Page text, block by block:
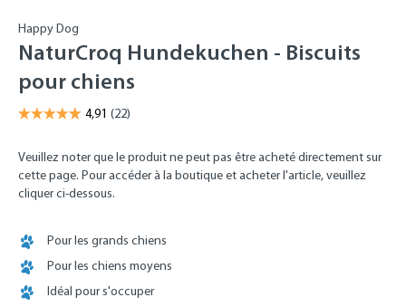
Happy Dog
NaturCroq Hundekuchen - Biscuits
pour chiens
Veuillez noter que le produit ne peut pas être acheté directement sur
cette page. Pour accéder à la boutique et acheter l'article, veuillez
cliquer ci-dessous.
Pour les grands chiens
Pour les chiens moyens
Idéal pour s'occuper